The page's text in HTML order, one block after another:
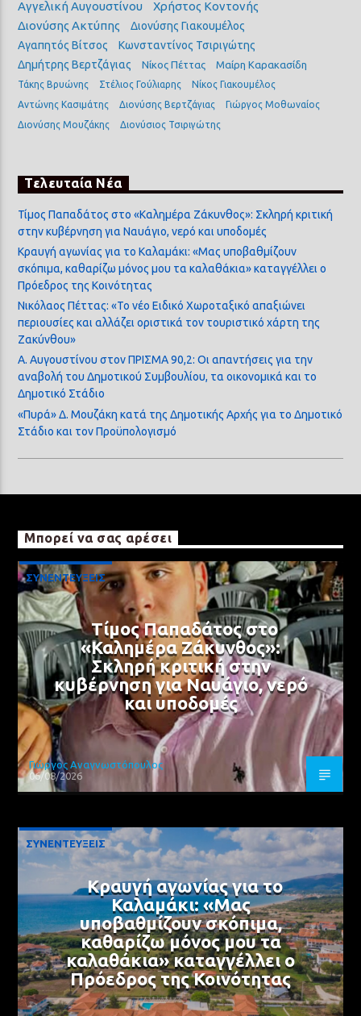
Αγγελική Αυγουστίνου
Χρήστος Κοντονής
Διονύσης Ακτύπης
Διονύσης Γιακουμέλος
Αγαπητός Βίτσος
Κωνσταντίνος Τσιριγώτης
Δημήτρης Βερτζάγιας
Νίκος Πέττας Μαίρη Καρακασίδη
Τάκης Βρυώνης Στέλιος Γούλιαρης
Νίκος Γιακουμέλος
Αντώνης Κασιμάτης
Διονύσης Βερτζάγιας
Γιώργος Μοθωναίος
Διονύσης Μουζάκης
Διονύσιος Τσιριγώτης
Τελευταία Νέα
Τίμος Παπαδάτος στο «Καλημέρα Ζάκυνθος»: Σκληρή κριτική
στην κυβέρνηση για Ναυάγιο, νερό και υποδομές
Κραυγή αγωνίας για το Καλαμάκι: «Μας υποβαθμίζουν
σκόπιμα, καθαρίζω μόνος μου τα καλαθάκια» καταγγέλλει ο
Πρόεδρος της Κοινότητας
Νικόλαος Πέττας: «Το νέο Ειδικό Χωροταξικό απαξιώνει
περιουσίες και αλλάζει οριστικά τον τουριστικό χάρτη της
Ζακύνθου»
Α. Αυγουστίνου στον ΠΡΙΣΜΑ 90,2: Οι απαντήσεις για την
αναβολή του Δημοτικού Συμβουλίου, τα οικονομικά και το
Δημοτικό Στάδιο
«Πυρά» Δ. Μουζάκη κατά της Δημοτικής Αρχής για το Δημοτικό
Στάδιο και τον Προϋπολογισμό
Μπορεί να σας αρέσει
ΣΥΝΕΝΤΕΥΞΕΙΣ
Τίμος Παπαδάτος στο
«Καλημέρα Ζάκυνθος»:
Σκληρή κριτική στην
κυβέρνηση για Ναυάγιο, νερό
και υποδομές
Γιώργος Αναγνωστόπουλος
06/08/2026
ΣΥΝΕΝΤΕΥΞΕΙΣ
Κραυγή αγωνίας για το
Καλαμάκι: «Μας
υποβαθμίζουν σκόπιμα,
καθαρίζω μόνος μου τα
καλαθάκια» καταγγέλλει ο
Πρόεδρος της Κοινότητας